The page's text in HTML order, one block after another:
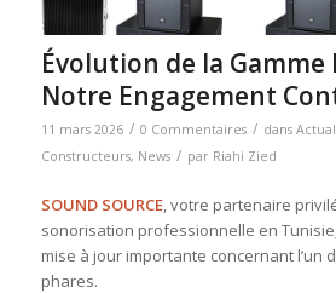
Évolution de la Gamme
Notre Engagement
11 mars 2026 / 0 Commentaires / dans
Constructeurs, News / par Riahi Zied
SOUND SOURCE, votre partenaire
sonorisation professionnelle en
mise à jour importante concernant l’un
phares.